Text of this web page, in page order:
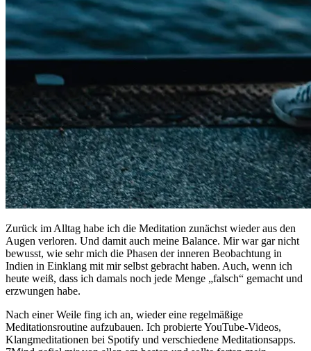
Zurück im Alltag habe ich die Meditation zunächst wieder aus den
Augen verloren. Und damit auch meine Balance. Mir war gar nicht
bewusst, wie sehr mich die Phasen der inneren Beobachtung in
Indien in Einklang mit mir selbst gebracht haben. Auch, wenn ich
heute weiß, dass ich damals noch jede Menge „falsch“ gemacht und
erzwungen habe.
Nach einer Weile fing ich an, wieder eine regelmäßige
Meditationsroutine aufzubauen. Ich probierte YouTube-Videos,
Klangmeditationen bei Spotify und verschiedene Meditationsapps.